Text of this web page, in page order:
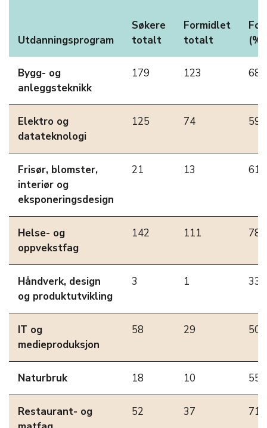
Utdanningsprogram
Søkere
totalt
Formidlet
totalt
(%)
Bygg- og
anleggsteknikk
179 123
Elektro og
datateknologi
125 74
Frisør, blomster,
interiør og
eksponeringsdesign
21 13
Helse- og
oppvekstfag
142 111
Håndverk, design
og produktutvikling
3 1
IT og
medieproduksjon
58 29
Naturbruk 18 10
Restaurant- og
52 37